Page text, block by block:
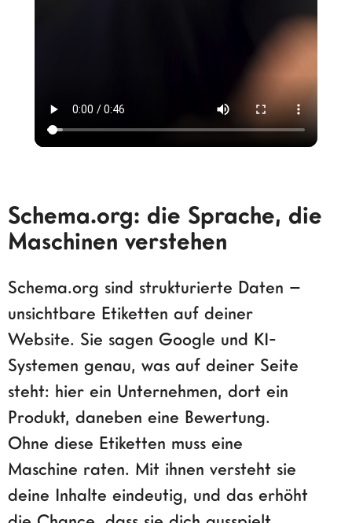
Schema.org: die Sprache, die
Maschinen verstehen
Schema.org sind strukturierte Daten –
unsichtbare Etiketten auf deiner
Website. Sie sagen Google und KI-
Systemen genau, was auf deiner Seite
steht: hier ein Unternehmen, dort ein
Produkt, daneben eine Bewertung.
Ohne diese Etiketten muss eine
Maschine raten. Mit ihnen versteht sie
deine Inhalte eindeutig, und das erhöht